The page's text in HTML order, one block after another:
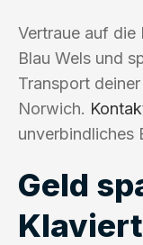
Vertraue auf die
Blau Wels und
Transport
Norwich.
unverbindliches
Geld